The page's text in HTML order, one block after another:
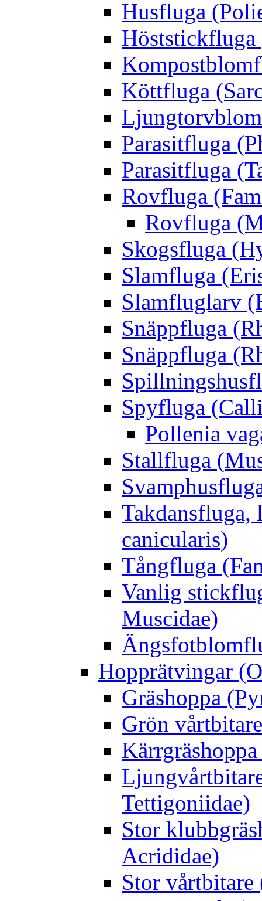
Husfluga
Höststickfluga
Köttfluga
Parasitfluga
Parasitfluga
Rovfluga
Rovfluga
Skogsfluga
Slamfluga
Slamfluglarv
Snäppfluga
Snäppfluga
Spyfluga
Pollenia
Stallfluga
Takdansfluga,
canicularis)
Tångfluga
Vanlig
Muscidae)
Hopprätvingar
Gräshoppa
Grön
Tettigoniidae)
Stor
Acrididae)
Stor